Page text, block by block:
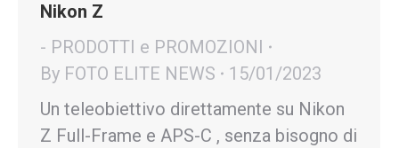
Nikon Z
- PRODOTTI e PROMOZIONI
By FOTO ELITE NEWS
15/01/2023
Un teleobiettivo direttamente su Nikon
Z Full-Frame e APS-C , senza bisogno di